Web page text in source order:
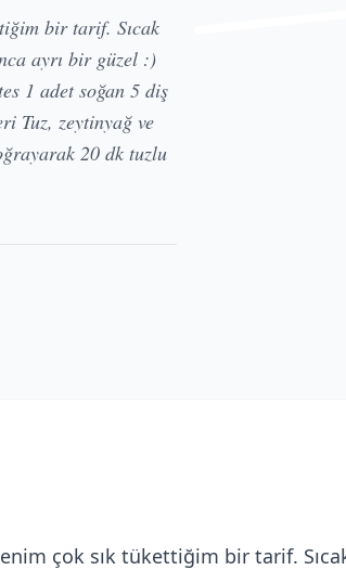
bir tarif. Sıcak
ayrı bir güzel :)
1 adet soğan 5 diş
Tuz, zeytinyağ ve
20 dk tuzlu
çok sık tükettiğim bir tarif.